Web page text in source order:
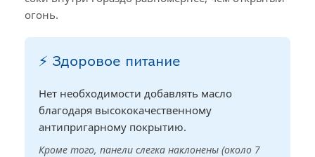
огонь.
⚡ Здоровое питание
Нет необходимости добавлять масло
благодаря высококачественному
антипригарному покрытию.
Кроме того, панели слегка наклонены (около 7